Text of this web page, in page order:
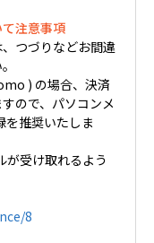
注意事項
つづりなどお間違
) の場合、決済
ので、パソコンメ
推奨いたしま
受け取れるよう
8